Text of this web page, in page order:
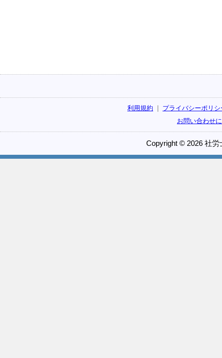
利用規約
プライバシーポリシ
お問い合わせ
Copyright © 2026 社